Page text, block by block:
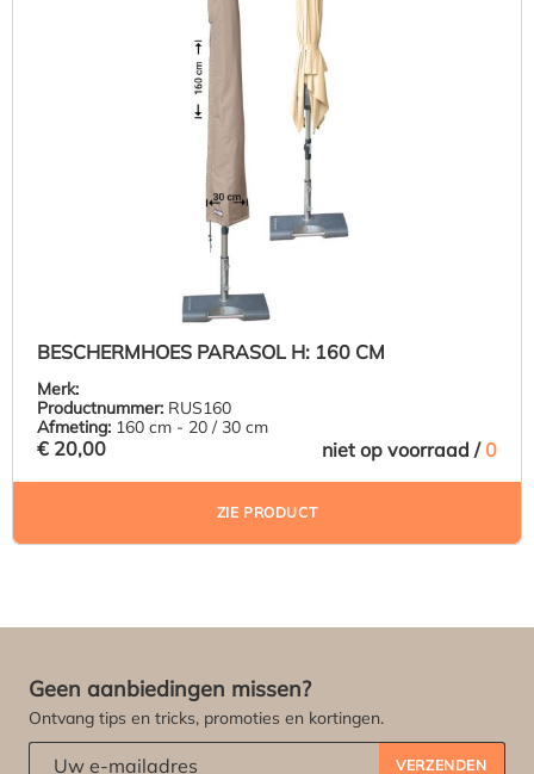
BESCHERMHOES PARASOL H: 160 CM
Merk:
Productnummer: RUS160
Afmeting: 160 cm - 20 / 30 cm
€ 20,00 niet op voorraad /0
ZIE PRODUCT
Geen aanbiedingen missen?
Ontvang tips en tricks, promoties en kortingen.
VERZENDEN